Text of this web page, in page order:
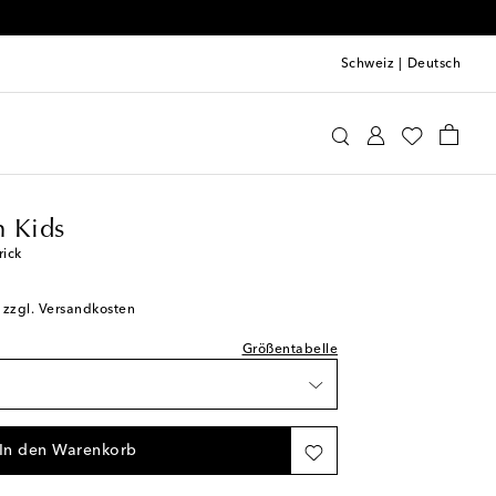
Schweiz Deutsch
Kids
Versandkosten
Größentabelle
In den Warenkorb